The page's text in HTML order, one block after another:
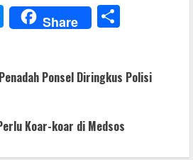
M
e
e
g
er
Share
e
Ponsel Diringkus Polisi
Koar-koar di Medsos